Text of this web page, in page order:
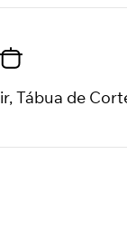
Tábua de